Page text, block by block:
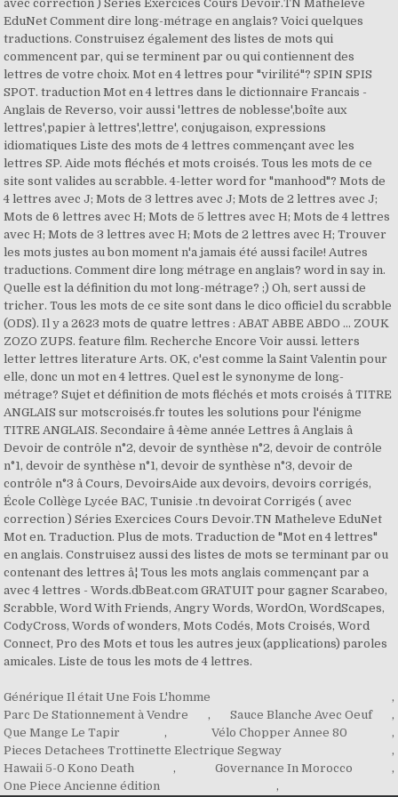
avec correction ) Séries Exercices Cours Devoir.TN Matheleve
EduNet Comment dire long-métrage en anglais? Voici quelques
traductions. Construisez également des listes de mots qui
commencent par, qui se terminent par ou qui contiennent des
lettres de votre choix. Mot en 4 lettres pour "virilité"? SPIN SPIS
SPOT. traduction Mot en 4 lettres dans le dictionnaire Francais -
Anglais de Reverso, voir aussi 'lettres de noblesse',boîte aux
lettres',papier à lettres',lettre', conjugaison, expressions
idiomatiques Liste des mots de 4 lettres commençant avec les
lettres SP. Aide mots fléchés et mots croisés. Tous les mots de ce
site sont valides au scrabble. 4-letter word for "manhood"? Mots de
4 lettres avec J; Mots de 3 lettres avec J; Mots de 2 lettres avec J;
Mots de 6 lettres avec H; Mots de 5 lettres avec H; Mots de 4 lettres
avec H; Mots de 3 lettres avec H; Mots de 2 lettres avec H; Trouver
les mots justes au bon moment n'a jamais été aussi facile! Autres
traductions. Comment dire long métrage en anglais? word in say in.
Quelle est la définition du mot long-métrage? ;) Oh, sert aussi de
tricher. Tous les mots de ce site sont dans le dico officiel du scrabble
(ODS). Il y a 2623 mots de quatre lettres : ABAT ABBE ABDO ... ZOUK
ZOZO ZUPS. feature film. Recherche Encore Voir aussi. letters
letter lettres literature Arts. OK, c'est comme la Saint Valentin pour
elle, donc un mot en 4 lettres. Quel est le synonyme de long-
métrage? Sujet et définition de mots fléchés et mots croisés â TITRE
ANGLAIS sur motscroisés.fr toutes les solutions pour l'énigme
TITRE ANGLAIS. Secondaire â 4ème année Lettres â Anglais â
Devoir de contrôle n°2, devoir de synthèse n°2, devoir de contrôle
n°1, devoir de synthèse n°1, devoir de synthèse n°3, devoir de
contrôle n°3 â Cours, DevoirsAide aux devoirs, devoirs corrigés,
École Collège Lycée BAC, Tunisie .tn devoirat Corrigés ( avec
correction ) Séries Exercices Cours Devoir.TN Matheleve EduNet
Mot en. Traduction. Plus de mots. Traduction de "Mot en 4 lettres"
en anglais. Construisez aussi des listes de mots se terminant par ou
contenant des lettres â¦ Tous les mots anglais commençant par a
avec 4 lettres - Words.dbBeat.com GRATUIT pour gagner Scarabeo,
Scrabble, Word With Friends, Angry Words, WordOn, WordScapes,
CodyCross, Words of wonders, Mots Codés, Mots Croisés, Word
Connect, Pro des Mots et tous les autres jeux (applications) paroles
amicales. Liste de tous les mots de 4 lettres.
Générique Il était Une Fois L'homme
,
Parc De Stationnement à Vendre
, Sauce Blanche Avec Oeuf
,
Que Mange Le Tapir
, Vélo Chopper Annee 80
,
Pieces Detachees Trottinette Electrique Segway
,
Hawaii 5-0 Kono Death
, Governance In Morocco
,
One Piece Ancienne édition
,